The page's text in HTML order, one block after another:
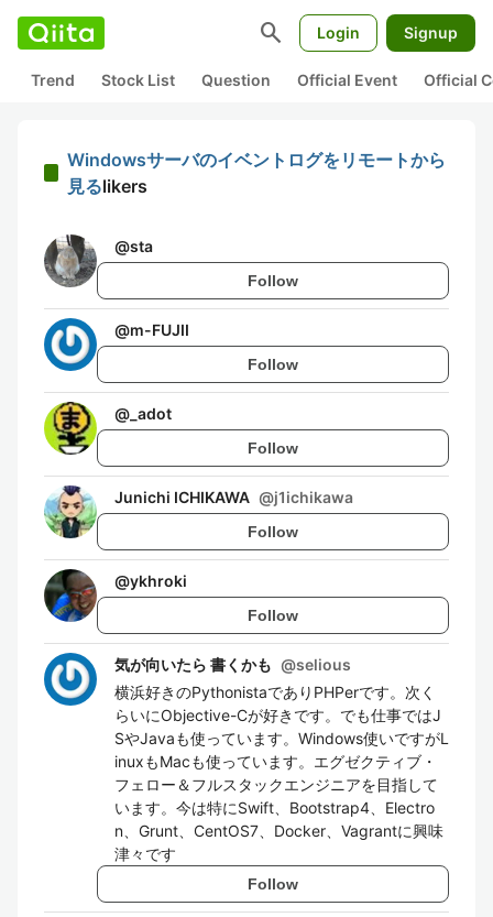
search Login Signup
Trend Stock List Question Official Event Official
Windowsサーバのイベントログをリモートから
見るlikers
@sta
Follow
@m-FUJII
Follow
@ _adot
Follow
Junichi ICHIKAWA @j1ichikawa
Follow
@ykhroki
Follow
気が向いたら 書くかも @selious
横浜好きのPythonistaでありPHPerです。次く
らいにObjective-Cが好きです。でも仕事ではJ
SやJavaも使っています。Windows使いですがL
inuxもMacも使っています。エグゼクティブ・
フェロー＆フルスタックエンジニアを目指して
います。今は特にSwift、Bootstrap4、Electro
n、Grunt、CentOS7、Docker、Vagrantに興味
津々です
Follow